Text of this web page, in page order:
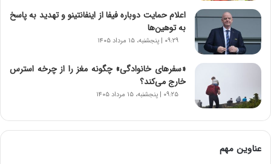
و
ر
و
ب
ا
ی
ت
و
ل
اعلام حمایت دوباره فیفا از اینفانتینو و تهدید به پاسخ
به توهین‌ها
۰۹:۲۹ | پنجشنبه، ۱۵ مرداد ۱۴۰۵
«سفرهای خانوادگی» چگونه مغز را از چرخه استرس
خارج می‌کند؟
۰۹:۲۵ | پنجشنبه، ۱۵ مرداد ۱۴۰۵
عناوین مهم